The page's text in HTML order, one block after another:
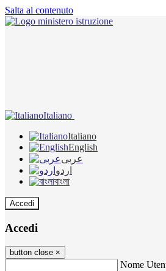
Salta al contenuto
Italiano
Italiano
English
عربى
اردو
বাংলা
Accedi
Accedi
button close ×
Nome